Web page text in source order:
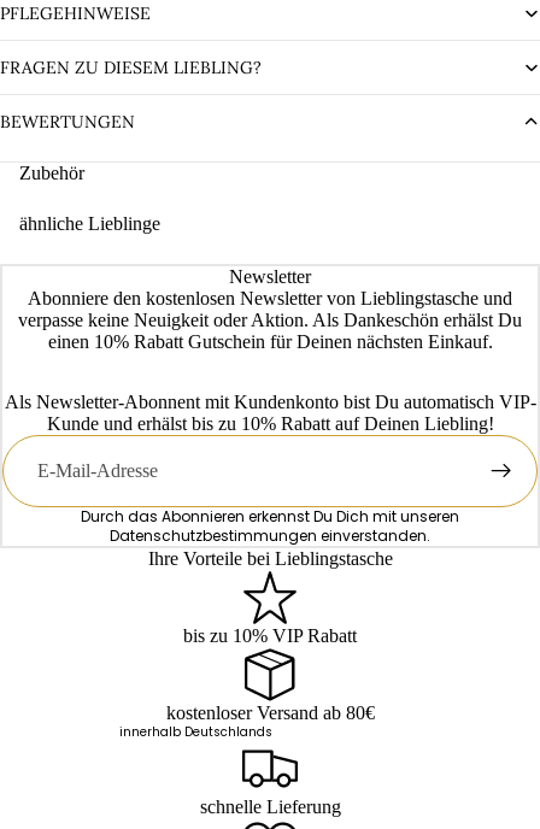
PFLEGEHINWEISE
FRAGEN ZU DIESEM LIEBLING?
BEWERTUNGEN
Zubehör
ähnliche Lieblinge
Newsletter
Abonniere den kostenlosen Newsletter von Lieblingstasche und
verpasse keine Neuigkeit oder Aktion. Als Dankeschön erhälst Du
einen 10% Rabatt Gutschein für Deinen nächsten Einkauf.
Als Newsletter-Abonnent mit Kundenkonto bist Du automatisch VIP-
Kunde und erhälst bis zu 10% Rabatt auf Deinen Liebling!
E-
Mail
Durch das Abonnieren erkennst Du Dich mit unseren
Datenschutzbestimmungen einverstanden.
Ihre Vorteile bei Lieblingstasche
bis zu 10% VIP Rabatt
kostenloser Versand ab 80€
innerhalb Deutschlands
schnelle Lieferung